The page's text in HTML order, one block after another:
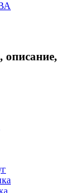
описание,